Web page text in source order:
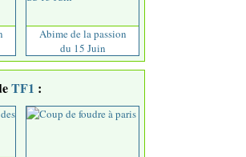
Abime de la passion
du 15 Juin
TF1 :